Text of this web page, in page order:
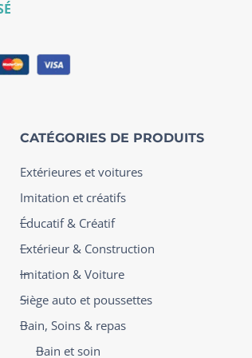
CATÉGORIES DE PRODUITS
Extérieures et voitures
Imitation et créatifs
Éducatif & Créatif
Extérieur & Construction
Imitation & Voiture
Siège auto et poussettes
Bain, Soins & repas
Bain et soin